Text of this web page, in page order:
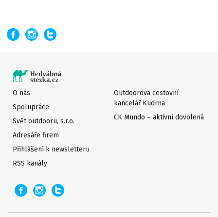
O nás
Spolupráce
Svět outdooru, s.r.o.
Adresáře firem
Přihlášení k newsletteru
Outdoorová cestovní
kancelář Kudrna
CK Mundo – aktivní dovolená
RSS kanály